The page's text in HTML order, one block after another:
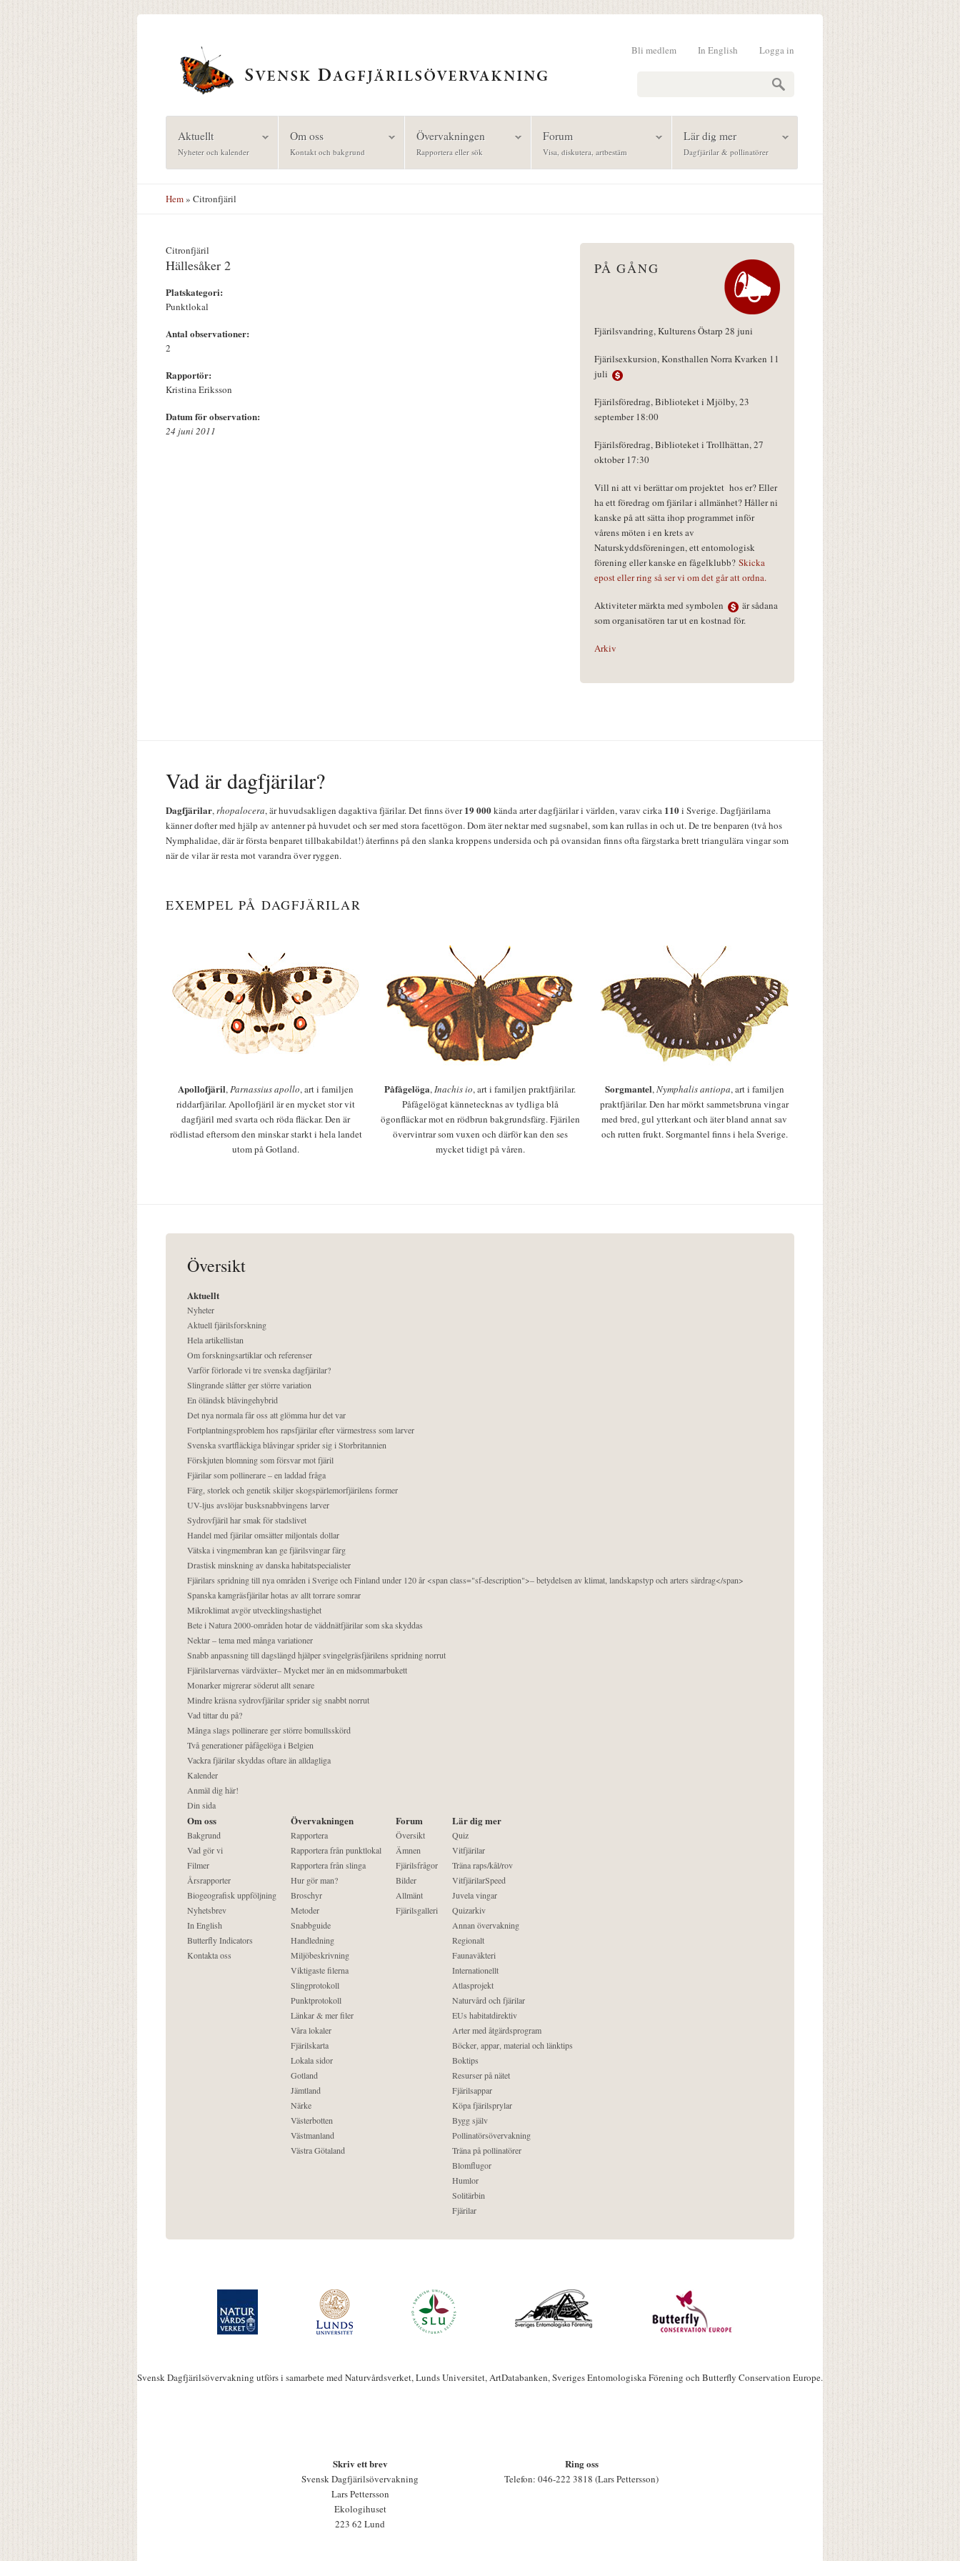
Logga in
In English
Bli medlem
Aktuellt
Nyheter och kalender
Om oss
Kontakt och bakgrund
Övervakningen
Rapportera eller sök
Forum
Visa, diskutera, artbestäm
Lär dig mer
Dagfjärilar & pollinatörer
Hem» Citronfjäril
Citronfjäril
Hällesåker 2
Platskategori:
Punktlokal
Antal observationer:
2
Rapportör:
Kristina Eriksson
Datum för observation:
24 juni 2011
PÅ GÅNG
Fjärilsvandring, Kulturens Östarp 28 juni
Fjärilsexkursion, Konsthallen Norra Kvarken 11
juli
Fjärilsföredrag, Biblioteket i Mjölby, 23
september 18:00
Fjärilsföredrag, Biblioteket i Trollhättan, 27
oktober 17:30
Vill ni att vi berättar om projektet hos er? Eller
ha ett föredrag om fjärilar i allmänhet? Håller ni
kanske på att sätta ihop programmet inför
vårens möten i en krets av
Naturskyddsföreningen, ett entomologisk
förening eller kanske en fågelklubb? Skicka
epost eller ring så ser vi om det går att ordna.
Aktiviteter märkta med symbolen
är sådana
som organisatören tar ut en kostnad för.
Arkiv
Vad är dagfjärilar?
Dagfjärilar,rhopalocera, är huvudsakligen dagaktiva fjärilar. Det finns över19 000kända arter dagfjärilar i världen, varav cirka 110i Sverige. Dagfjärilarna
känner dofter med hjälp av antenner på huvudet och ser med stora facettögon. Dom äter nektar med sugsnabel, som kan rullas in och ut. De tre benparen (två hos
Nymphalidae, där är första benparet tillbakabildat!) återfinns på den slanka kroppens undersida och på ovansidan finns ofta färgstarka brett triangulära vingar som
när de vilar är resta mot varandra över ryggen.
EXEMPEL PÅ DAGFJÄRILAR
Apollofjäril,Parnassius apollo, art i familjen
riddarfjärilar. Apollofjäril är en mycket stor vit
dagfjäril med svarta och röda fläckar. Den är
rödlistad eftersom den minskar starkt i hela landet
utom på Gotland.
Påfågelöga,Inachis io, art i familjen praktfjärilar.
Påfågelögat kännetecknas av tydliga blå
ögonfläckar mot en rödbrun bakgrundsfärg. Fjärilen
övervintrar som vuxen och därför kan den ses
mycket tidigt på våren.
Sorgmantel,Nymphalis antiopa, art i familjen
praktfjärilar. Den har mörkt sammetsbruna vingar
med bred, gul ytterkant och äter bland annat sav
och rutten frukt. Sorgmantel finns i hela Sverige.
Översikt
Aktuellt
Nyheter
Aktuell fjärilsforskning
Hela artikellistan
Om forskningsartiklar och referenser
Varför förlorade vi tre svenska dagfjärilar?
Slingrande slåtter ger större variation
En öländsk blåvingehybrid
Det nya normala får oss att glömma hur det var
Fortplantningsproblem hos rapsfjärilar efter värmestress som larver
Svenska svartfläckiga blåvingar sprider sig i Storbritannien
Förskjuten blomning som försvar mot fjäril
Fjärilar som pollinerare – en laddad fråga
Färg, storlek och genetik skiljer skogspärlemorfjärilens former
UV-ljus avslöjar busksnabbvingens larver
Sydrovfjäril har smak för stadslivet
Handel med fjärilar omsätter miljontals dollar
Vätska i vingmembran kan ge fjärilsvingar färg
Drastisk minskning av danska habitatspecialister
Fjärilars spridning till nya områden i Sverige och Finland under 120 år <span class="sf-description">– betydelsen av klimat, landskapstyp och arters särdrag</span>
Spanska kamgräsfjärilar hotas av allt torrare somrar
Mikroklimat avgör utvecklingshastighet
Bete i Natura 2000-områden hotar de väddnätfjärilar som ska skyddas
Nektar – tema med många variationer
Snabb anpassning till dagslängd hjälper svingelgräsfjärilens spridning norrut
Fjärilslarvernas värdväxter– Mycket mer än en midsommarbukett
Monarker migrerar söderut allt senare
Mindre kräsna sydrovfjärilar sprider sig snabbt norrut
Vad tittar du på?
Många slags pollinerare ger större bomullsskörd
Två generationer påfågelöga i Belgien
Vackra fjärilar skyddas oftare än alldagliga
Kalender
Anmäl dig här!
Din sida
Om oss
Bakgrund
Vad gör vi
Filmer
Årsrapporter
Biogeografisk uppföljning
Nyhetsbrev
In English
Butterfly Indicators
Kontakta oss
Övervakningen
Rapportera
Rapportera från punktlokal
Rapportera från slinga
Hur gör man?
Broschyr
Metoder
Snabbguide
Handledning
Miljöbeskrivning
Viktigaste filerna
Slingprotokoll
Punktprotokoll
Länkar & mer filer
Våra lokaler
Fjärilskarta
Lokala sidor
Gotland
Jämtland
Närke
Västerbotten
Västmanland
Västra Götaland
Forum
Översikt
Ämnen
Fjärilsfrågor
Bilder
Allmänt
Fjärilsgalleri
Lär dig mer
Quiz
Vitfjärilar
Träna raps/kål/rov
VitfjärilarSpeed
Juvela vingar
Quizarkiv
Annan övervakning
Regionalt
Faunaväkteri
Internationellt
Atlasprojekt
Naturvård och fjärilar
EUs habitatdirektiv
Arter med åtgärdsprogram
Böcker, appar, material och länktips
Boktips
Resurser på nätet
Fjärilsappar
Köpa fjärilsprylar
Bygg själv
Pollinatörsövervakning
Träna på pollinatörer
Blomflugor
Humlor
Solitärbin
Fjärilar
Svensk Dagfjärilsövervakning utförs i samarbete med Naturvårdsverket, Lunds Universitet, ArtDatabanken, Sveriges Entomologiska Förening och Butterfly Conservation Europe.
Skriv ett brev
Svensk Dagfjärilsövervakning
Lars Pettersson
Ekologihuset
223 62 Lund
Ring oss
Telefon: 046-222 3818 (Lars Pettersson)